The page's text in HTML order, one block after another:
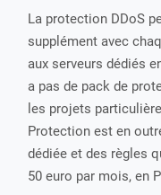
La protection DDoS
supplément avec
aux serveurs dédiés
a pas de pack de
les projets
Protection est en
dédiée et des règles
50 euro par mois, en